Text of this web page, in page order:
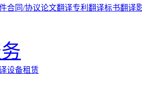
合同/协议论文翻译专利翻译标书翻译
设备租赁